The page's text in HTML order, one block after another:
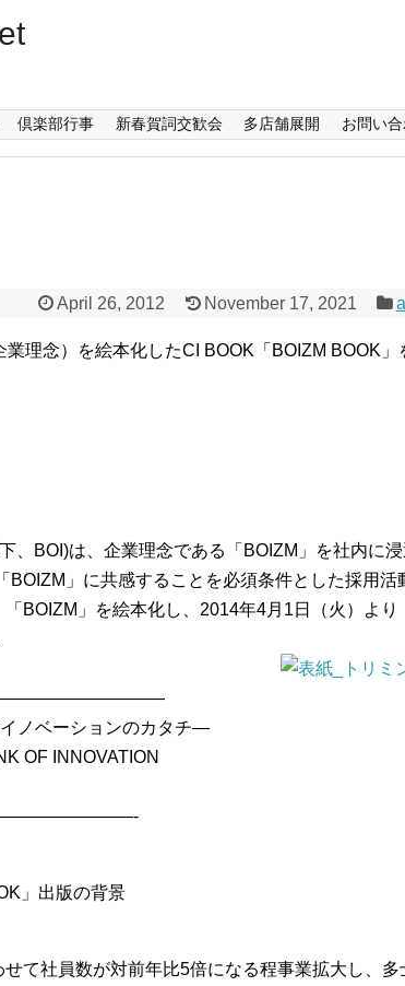
倶楽部行事 新春賀詞交歓会 多店舗展開 お問い
April 26, 2012 November 17, 2021
業理念）を絵本化したCI BOOK「BOIZM BOOK」
、BOI)は、企業理念である「BOIZM」を社内に
」に共感することを必須条件とした採用活
BOIZM」を絵本化し、2014年4月1日（火）より
ノベーションのカタチ―
OF INNOVATION
」出版の背景
て社員数が対前年比5倍になる程事業拡大し、多